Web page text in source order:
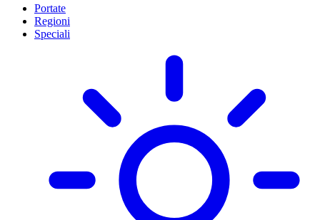
Portate
Regioni
Speciali